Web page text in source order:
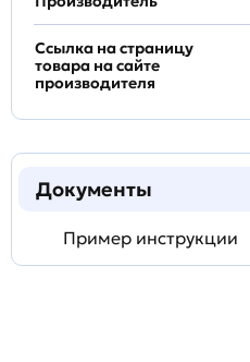
Ссылка на страницу
товара на сайте
производителя
Документы
Пример инструкции